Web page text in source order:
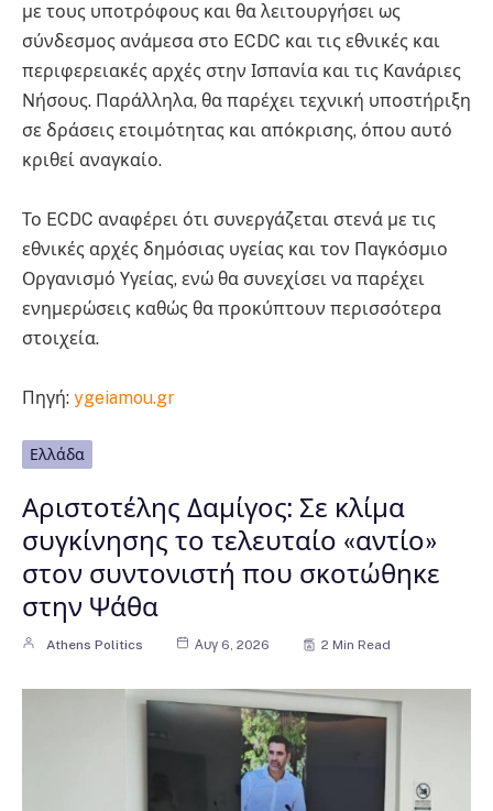
με τους υποτρόφους και θα λειτουργήσει ως
σύνδεσμος ανάμεσα στο ECDC και τις εθνικές και
περιφερειακές αρχές στην Ισπανία και τις Κανάριες
Νήσους. Παράλληλα, θα παρέχει τεχνική υποστήριξη
σε δράσεις ετοιμότητας και απόκρισης, όπου αυτό
κριθεί αναγκαίο.
Το ECDC αναφέρει ότι συνεργάζεται στενά με τις
εθνικές αρχές δημόσιας υγείας και τον Παγκόσμιο
Οργανισμό Υγείας, ενώ θα συνεχίσει να παρέχει
ενημερώσεις καθώς θα προκύπτουν περισσότερα
στοιχεία.
Πηγή: ygeiamou.gr
Ελλάδα
Αριστοτέλης Δαμίγος: Σε κλίμα
συγκίνησης το τελευταίο «αντίο»
στον συντονιστή που σκοτώθηκε
στην Ψάθα
Athens Politics Αυγ 6, 2026 2 Min Read